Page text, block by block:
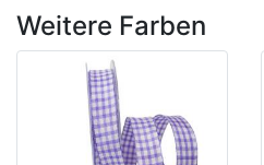
Weitere Farben